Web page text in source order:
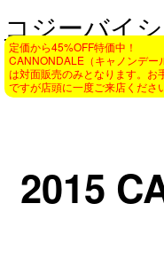
コジーバイ
HI-MOD
2015
定価から45%OFF特価中！
CANNONDALE（キャノンデー
は対面販売のみとなります。お
ですが店頭に一度ご来店ください